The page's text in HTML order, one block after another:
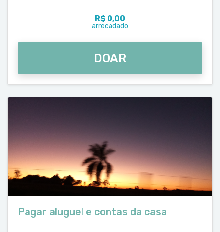
R$ 0,00
arrecadado
DOAR
Pagar aluguel e contas da casa